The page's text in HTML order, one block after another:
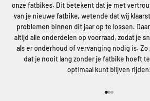
onze fatbikes. Dit betekent dat je met
van je nieuwe fatbike, wetende dat wij
problemen binnen dit jaar op te lossen.
altijd alle onderdelen op voorraad, zodat je
als er onderhoud of vervanging nodig is. Zo
dat je nooit lang zonder je fatbike hoeft
optimaal kunt blijven rijden!